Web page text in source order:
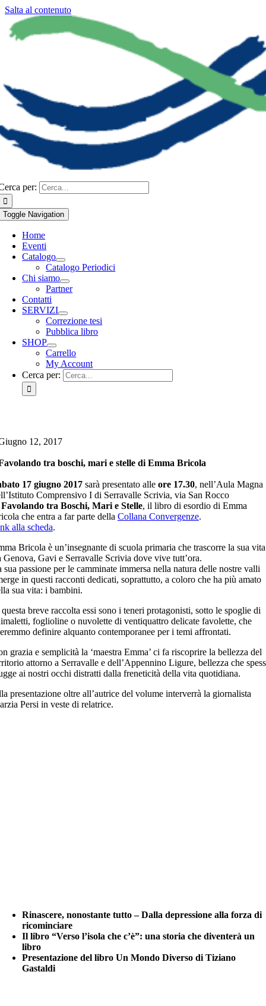
Salta al contenuto
per:
Toggle Navigation
Home
Eventi
Catalogo
Catalogo Periodici
Chi siamo
Partner
Contatti
SERVIZI
Correzione tesi
Pubblica libro
SHOP
Carrello
My Account
Cerca per:
12, 2017
tra boschi, mari e stelle di Emma Bricola
17 giugno 2017sarà presentato alle ore 17.30, nell’Aula Magna
Comprensivo I di Serravalle Scrivia, via San Rocco
Favolando tra Boschi, Mari e Stelle, il libro di esordio di Emma
che entra a far parte della Collana Convergenze.
alla scheda.
Bricola è un’insegnante di scuola primaria che trascorre la sua vita
Genova, Gavi e Serravalle Scrivia dove vive tutt’ora.
sua passione per le camminate immersa nella natura delle nostre valli
in questi racconti dedicati, soprattutto, a coloro che ha più amato
sua vita: i bambini.
breve raccolta essi sono i teneri protagonisti, sotto le spoglie di
foglioline o nuvolette di ventiquattro delicate favolette, che
definire alquanto contemporanee per i temi affrontati.
grazia e semplicità la ‘maestra Emma’ ci fa riscoprire la bellezza del
attorno a Serravalle e dell’Appennino Ligure, bellezza che
ai nostri occhi distratti dalla freneticità della vita quotidiana.
presentazione oltre all’autrice del volume interverrà la giornalista
Persi in veste di relatrice.
Rinascere, nonostante tutto – Dalla depressione alla forza di
ricominciare
Il libro “Verso l’isola che c’è”: una storia che diventerà un
libro
Presentazione del libro Un Mondo Diverso di Tiziano
Gastaldi